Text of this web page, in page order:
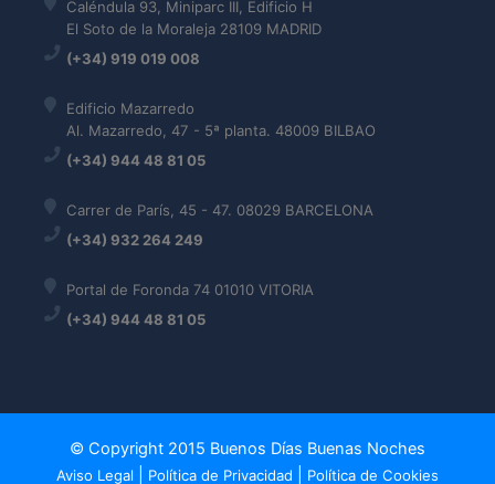
Caléndula 93, Miniparc III, Edificio H
El Soto de la Moraleja 28109 MADRID
(+34) 919 019 008
Edificio Mazarredo
Al. Mazarredo, 47 - 5ª planta. 48009 BILBAO
(+34) 944 48 81 05
Carrer de París, 45 - 47. 08029 BARCELONA
(+34) 932 264 249
Portal de Foronda 74 01010 VITORIA
(+34) 944 48 81 05
© Copyright 2015 Buenos Días Buenas Noches
Aviso Legal Política de Privacidad Política de Cookies